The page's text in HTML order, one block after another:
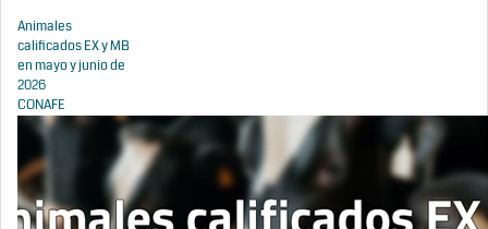
Animales
calificados EX y MB
en mayo y junio de
2026
CONAFE